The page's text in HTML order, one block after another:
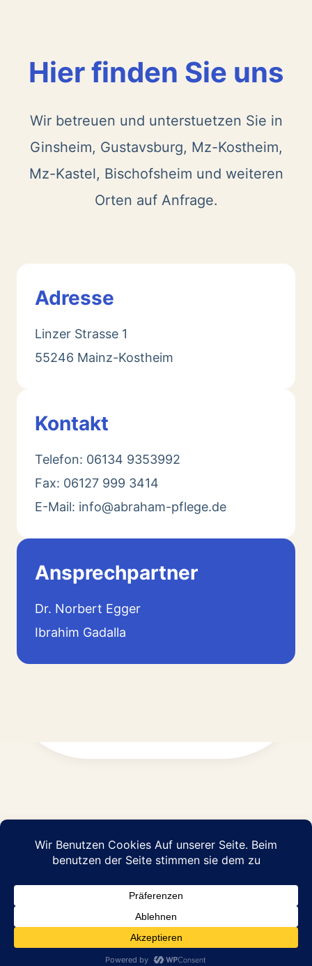
Hier finden Sie uns
Wir betreuen und unterstuetzen Sie in
Ginsheim, Gustavsburg, Mz-Kostheim,
Mz-Kastel, Bischofsheim und weiteren
Orten auf Anfrage.
Adresse
Linzer Strasse 1
55246 Mainz-Kostheim
Kontakt
Telefon: 06134 9353992
Fax: 06127 999 3414
E-Mail: info@abraham-pflege.de
Ansprechpartner
Dr. Norbert Egger
Ibrahim Gadalla
© 2026 Abraham Pflege GmbH